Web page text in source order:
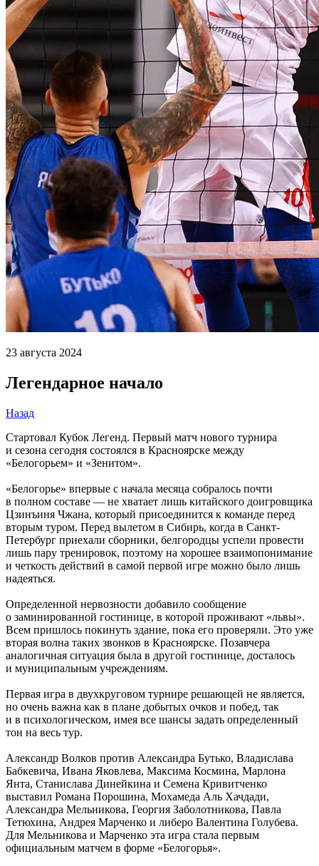
23 августа 2024
Легендарное начало
Назад
Стартовал Кубок Легенд. Первый матч нового турнира
и сезона сегодня состоялся в Красноярске между
«Белогорьем» и «Зенитом».
«Белогорье» впервые с начала месяца собралось почти
в полном составе — не хватает лишь китайского доигровщика
Цзинъиня Чжана, который присоединится к команде перед
вторым туром. Перед вылетом в Сибирь, когда в Санкт-
Петербург приехали сборники, белгородцы успели провести
лишь пару тренировок, поэтому на хорошее взаимопонимание
и четкость действий в самой первой игре можно было лишь
надеяться.
Определенной нервозности добавило сообщение
о заминированной гостинице, в которой проживают «львы».
Всем пришлось покинуть здание, пока его проверяли. Это уже
вторая волна таких звонков в Красноярске. Позавчера
аналогичная ситуация была в другой гостинице, досталось
и муниципальным учреждениям.
Первая игра в двухкруговом турнире решающей не является,
но очень важна как в плане добытых очков и побед, так
и в психологическом, имея все шансы задать определенный
тон на весь тур.
Александр Волков против Александра Бутько, Владислава
Бабкевича, Ивана Яковлева, Максима Космина, Марлона
Янта, Станислава Динейкина и Семена Кривитченко
выставил Романа Порошина, Мохамеда Аль Хачдади,
Александра Мельникова, Георгия Заболотникова, Павла
Тетюхина, Андрея Марченко и либеро Валентина Голубева.
Для Мельникова и Марченко эта игра стала первым
официальным матчем в форме «Белогорья».